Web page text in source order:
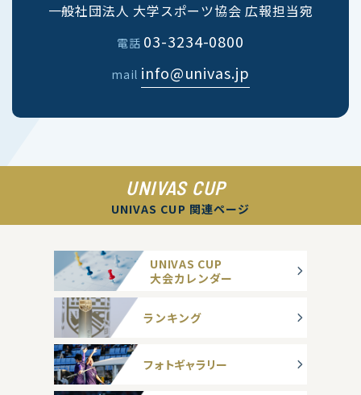
一般社団法人 大学スポーツ協会 広報担当宛
電話 03-3234-0800
mail info@univas.jp
UNIVAS CUP
UNIVAS CUP 関連ページ
UNIVAS CUP
大会カレンダー
ランキング
フォトギャラリー